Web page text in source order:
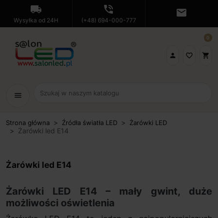
local_shipping
Wysyłka od 24H
phone_in_talk
(+48) 694-000-777
mail
 favorite_border shopping_cart
0
menu
Strona główna Źródła światła LED Żarówki LED
Żarówki led E14
Żarówki led E14
Żarówki LED E14 – mały gwint, duże
możliwości oświetlenia